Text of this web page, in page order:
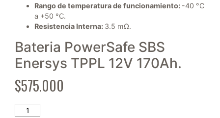
Rango de temperatura de funcionamiento: -40 °C
a +50 °C.
Resistencia Interna: 3.5 mΩ.
Bateria PowerSafe SBS
Enersys TPPL 12V 170Ah.
$575.000
Bateria TPPL 12V 170A Power Safe SBS Enersys cantidad